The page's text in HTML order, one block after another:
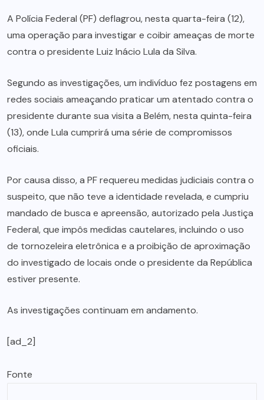
A Polícia Federal (PF) deflagrou, nesta quarta-feira (12),
uma operação para investigar e coibir ameaças de morte
contra o presidente Luiz Inácio Lula da Silva.
Segundo as investigações, um indivíduo fez postagens em
redes sociais ameaçando praticar um atentado contra o
presidente durante sua visita a Belém, nesta quinta-feira
(13), onde Lula cumprirá uma série de compromissos
oficiais.
Por causa disso, a PF requereu medidas judiciais contra o
suspeito, que não teve a identidade revelada, e cumpriu
mandado de busca e apreensão, autorizado pela Justiça
Federal, que impôs medidas cautelares, incluindo o uso
de tornozeleira eletrônica e a proibição de aproximação
do investigado de locais onde o presidente da República
estiver presente.
As investigações continuam em andamento.
[ad_2]
Fonte